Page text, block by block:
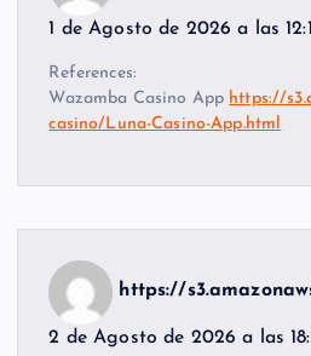
1 de Agosto de 2026 a las
References:
Wazamba Casino App https://
casino/Luna-Casino-App.html
https://
2 de Agosto de 2026 a las